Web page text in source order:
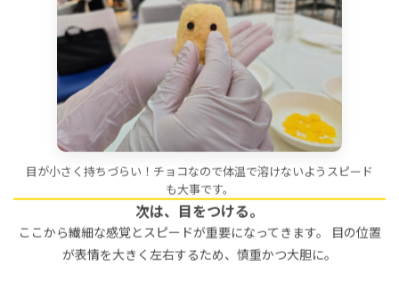
目が小さく持ちづらい！チョコなので体温で溶けないようスピード
も大事です。
次は、目をつける。
ここから繊細な感覚とスピードが重要になってきます。 目の位置
が表情を大きく左右するため、慎重かつ大胆に。